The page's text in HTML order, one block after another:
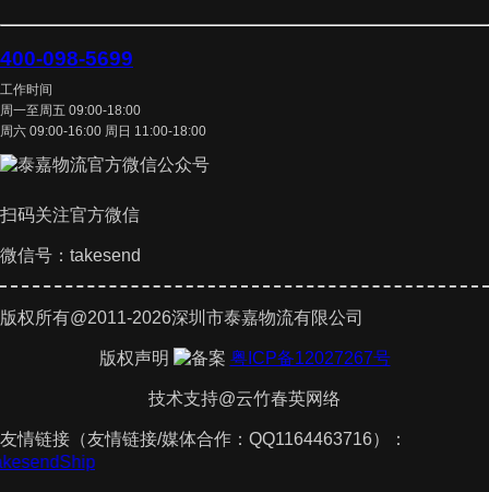
400-098-5699
工作时间
周一至周五 09:00-18:00
周六 09:00-16:00 周日 11:00-18:00
扫码关注官方微信
微信号：takesend
版权所有@2011-2026深圳市泰嘉物流有限公司
版权声明 粤ICP备12027267号
技术支持@云竹春英网络
友情链接（友情链接/媒体合作：QQ1164463716）：